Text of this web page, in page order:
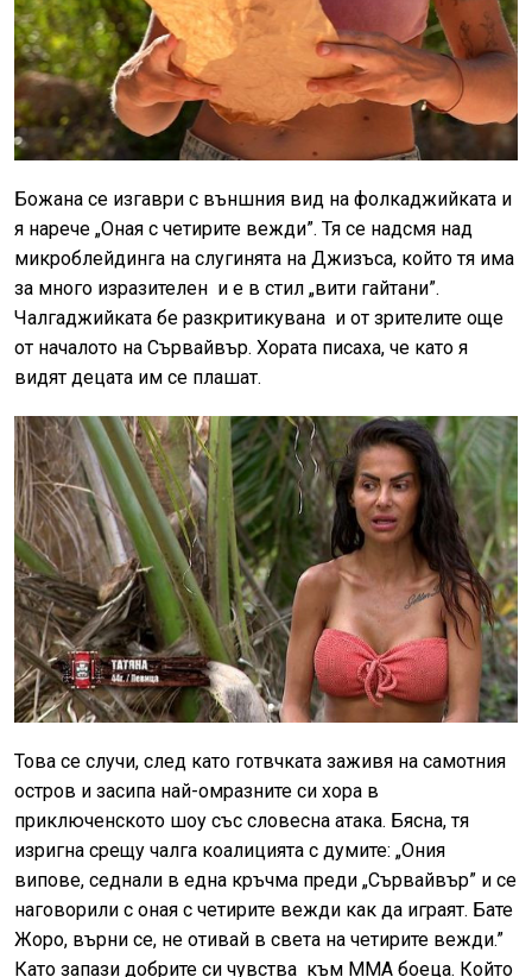
Божана се изгаври с външния вид на фолкаджийката и
я нарече „Оная с четирите вежди”. Тя се надсмя над
микроблейдинга на слугинята на Джизъса, който тя има
за много изразителен и е в стил „вити гайтани”.
Чалгаджийката бе разкритикувана и от зрителите още
от началото на Сървайвър. Хората писаха, че като я
видят децата им се плашат.
Това се случи, след като готвчката заживя на самотния
остров и засипа най-омразните си хора в
приключенското шоу със словесна атака. Бясна, тя
изригна срещу чалга коалицията с думите: „Ония
випове, седнали в една кръчма преди „Сървайвър” и се
наговорили с оная с четирите вежди как да играят. Бате
Жоро, върни се, не отивай в света на четирите вежди.”
Като запази добрите си чувства към ММА боеца. Който